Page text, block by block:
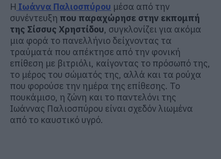
Η Ιωάννα Παλιοσπύρου μέσα από την
συνέντευξη που παραχώρησε στην εκπομπή
της Σίσσυς Χρηστίδου, συγκλονίζει για ακόμα
μια φορά το πανελλήνιο δείχνοντας τα
τραύματά που απέκτησε από την φονική
επίθεση με βιτριόλι, καίγοντας το πρόσωπό της,
το μέρος του σώματός της, αλλά και τα ρούχα
που φορούσε την ημέρα της επίθεσης. Το
πουκάμισο, η ζώνη και το παντελόνι της
Ιωάννας Παλιοσπύρου είναι σχεδόν λιωμένα
από το καυστικό υγρό.